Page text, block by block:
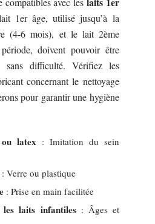
1er âge, utilisé jusqu’à la
(4-6 mois), et le lait 2ème
doivent pouvoir être
sans difficulté. Vérifiez les
concernant le nettoyage
pour garantir une hygiène
latex : Imitation du sein
: Verre ou plastique
: Prise en main facilitée
les laits infantiles: Âges et